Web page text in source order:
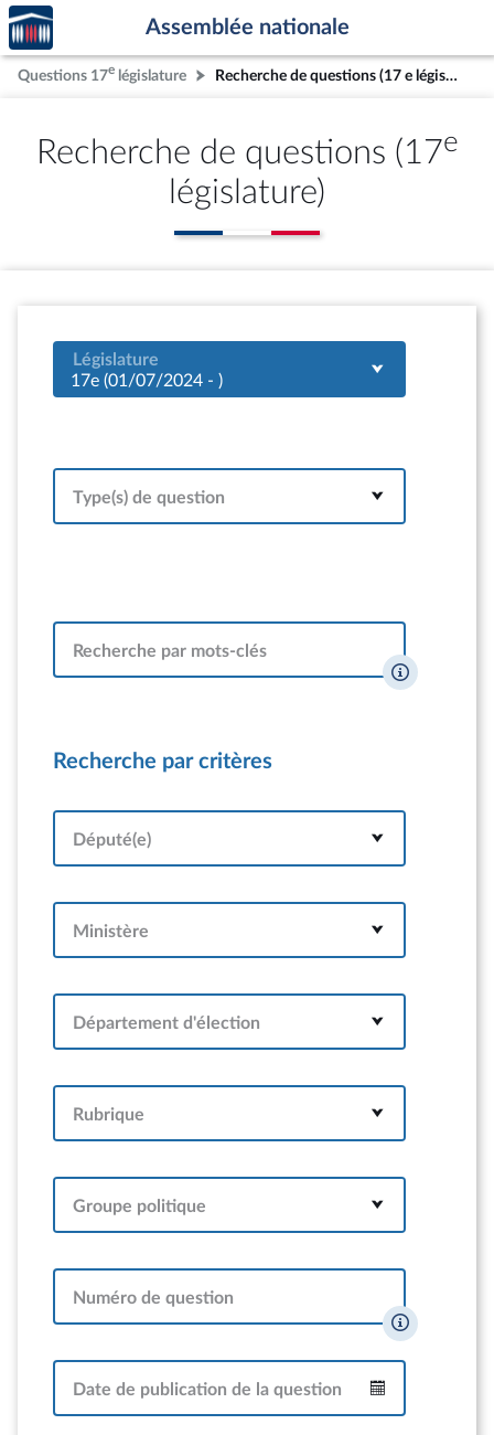
Aller au contenu
Aller en bas de la page
Accèder
à la
page
d'accueil
Assemblée nationale
Questions 17e législature Recherche de questions (17 e législature)
Recherche de questions (17e
législature)
Législature
17e (01/07/2024 - )
Type(s) de question
Recherche par mots-clés
Recherche par critères
Député(e)
Ministère
Département d'élection
Rubrique
Groupe politique
Numéro de question
Date de publication de la question